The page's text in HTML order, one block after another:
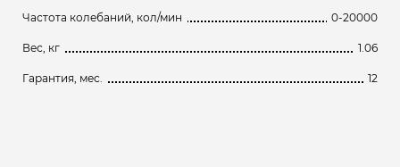
Частота колебаний, кол/мин 0-20000
Вес, кг 1.06
Гарантия, мес. 12